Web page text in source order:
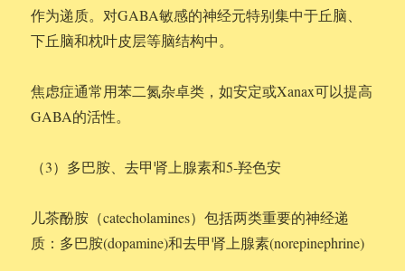
作为递质。对GABA敏感的神经元特别集中于丘脑、
下丘脑和枕叶皮层等脑结构中。
焦虑症通常用苯二氮杂卓类，如安定或Xanax可以提高
GABA的活性。
（3）多巴胺、去甲肾上腺素和5-羟色安
儿茶酚胺（catecholamines）包括两类重要的神经递
质：多巴胺(dopamine)和去甲肾上腺素(norepinephrine)